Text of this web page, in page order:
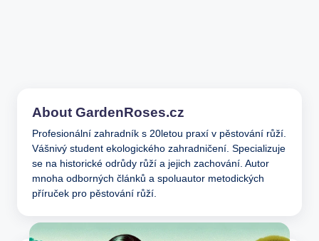
About GardenRoses.cz
Profesionální zahradník s 20letou praxí v pěstování růží.
Vášnivý student ekologického zahradničení. Specializuje
se na historické odrůdy růží a jejich zachování. Autor
mnoha odborných článků a spoluautor metodických
příruček pro pěstování růží.